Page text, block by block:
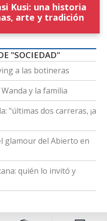
Kusi: una historia
arte y tradición
"SOCIEDAD"
a las botineras
y la familia
"últimas dos carreras, ¡a
glamour del Abierto en
quién lo invitó y